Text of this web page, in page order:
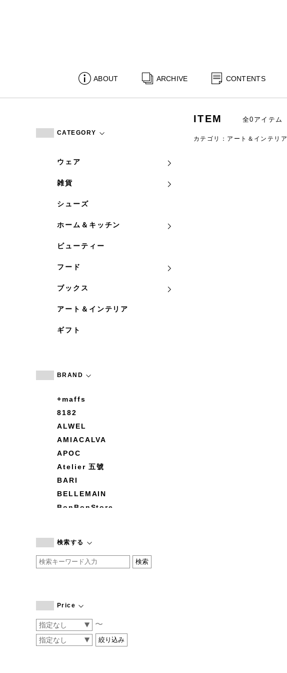
ABOUT ARCHIVE CONTENTS
CATEGORY
ウェア
雑貨
シューズ
ホーム＆キッチン
ビューティー
フード
ブックス
アート＆インテリア
ギフト
BRAND
+maffs
8182
ALWEL
AMIACALVA
APOC
Atelier 五號
BARI
BELLEMAIN
BonBonStore
by basics
CATWORTH
COGTHEBIGSMOKE
CONVERSE
DEAN & DELUCA
検索する
Price
〜
ITEM 全0アイテム
カテゴリ：アート＆インテリア